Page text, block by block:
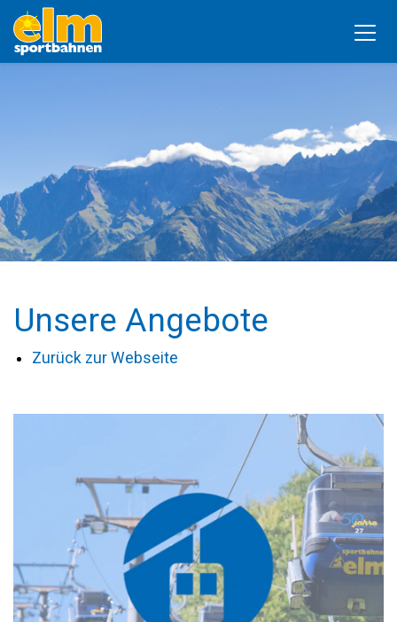
Unsere Angebote
Zurück zur Webseite